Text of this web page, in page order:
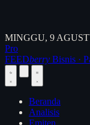
MINGGU, 9
Pro
FEEDberry Bisnis ·
Beranda
Analisis
Emiten